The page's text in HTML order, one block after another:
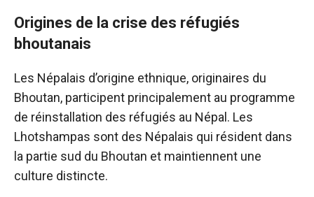
Origines de la crise des réfugiés
bhoutanais
Les Népalais d’origine ethnique, originaires du
Bhoutan, participent principalement au programme
de réinstallation des réfugiés au Népal. Les
Lhotshampas sont des Népalais qui résident dans
la partie sud du Bhoutan et maintiennent une
culture distincte.